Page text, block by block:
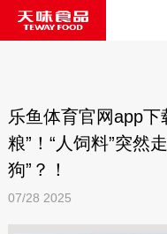
乐鱼体育官网app下
粮”！“人饲料”突然
狗”？！
07/28 2025